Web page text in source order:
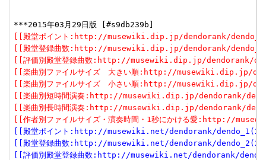
[[殿堂ポイント:http://musewiki.dip.jp/dendorank/
[[殿堂登録曲数:http://musewiki.dip.jp/dendorank/
[[評価別殿堂登録曲数:http://musewiki.dip.jp/dendorank/
[[楽曲別ファイルサイズ　大きい順:http://musewiki.dip.jp/
[[楽曲別ファイルサイズ　小さい順:http://musewiki.dip.jp/
[[楽曲別短時間演奏:http://musewiki.dip.jp/dendorank/
[[楽曲別長時間演奏:http://musewiki.dip.jp/dendorank/
[[作者別ファイルサイズ・演奏時間・1秒にかける愛:http://
[[殿堂ポイント:http://musewiki.net/dendorank/
[[殿堂登録曲数:http://musewiki.net/dendorank/
[[評価別殿堂登録曲数:http://musewiki.net/dendorank/